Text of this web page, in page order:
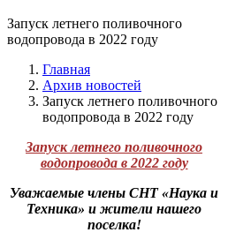
Запуск летнего поливочного
водопровода в 2022 году
Главная
Архив новостей
Запуск летнего поливочного
водопровода в 2022 году
Запуск летнего поливочного
водопровода в 2022 году
Уважаемые члены СНТ «Наука и
Техника» и жители нашего
поселка!